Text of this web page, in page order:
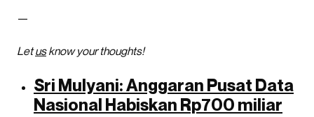
—
Letusknow your thoughts!
Sri Mulyani: Anggaran Pusat Data
Nasional Habiskan Rp700 miliar